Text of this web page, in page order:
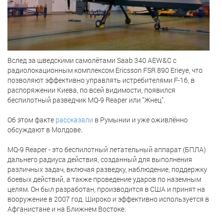
Вслед за шведскими самолётами Saab 340 AEW&C с
радиолокационным комплексом Ericsson FSR 890 Erieye, что
позволяют эффективно управлять истребителями F-16, в
распоряжении Киева, по всей видимости, появился
беспилотный разведчик MQ-9 Reaper или "Жнец".
Об этом факте рассказали в Румынии и уже оживлённо
обсуждают в Молдове.
MQ-9 Reaper - это беспилотный летательный аппарат (БПЛА)
дальнего радиуса действия, созданный для выполнения
различных задач, включая разведку, наблюдение, поддержку
боевых действий, а также проведение ударов по наземным
целям. Он был разработан, производится в США и принят на
вооружение в 2007 год. Широко и эффективно используется в
Афганистане и на Ближнем Востоке.